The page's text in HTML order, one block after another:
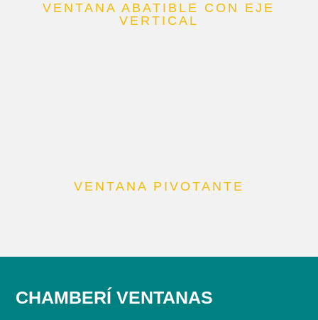
VENTANA ABATIBLE CON EJE
VERTICAL
VENTANA PIVOTANTE
CHAMBERÍ VENTANAS